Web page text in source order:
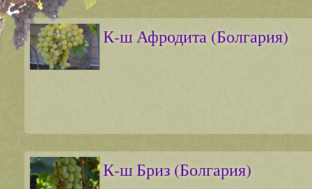
К-ш Афродита (Болгария)
К-ш Бриз (Болгария)